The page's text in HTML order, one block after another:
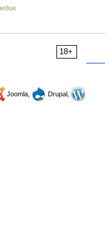
18+
Joomla,
Drupal,